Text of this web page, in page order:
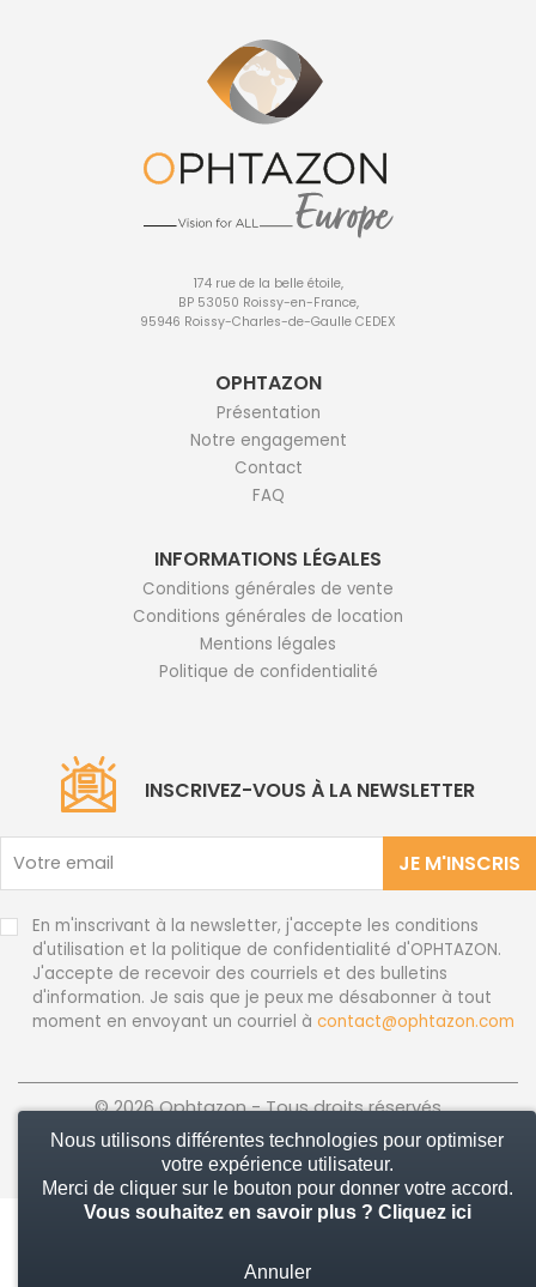
174 rue de la belle étoile,
BP 53050 Roissy-en-France,
95946 Roissy-Charles-de-Gaulle CEDEX
OPHTAZON
Présentation
Notre engagement
Contact
FAQ
INFORMATIONS LÉGALES
Conditions générales de vente
Conditions générales de location
Mentions légales
Politique de confidentialité
INSCRIVEZ-VOUS À LA NEWSLETTER
JE M'INSCRIS
En m'inscrivant à la newsletter, j'accepte les conditions
d'utilisation et la politique de confidentialité d'OPHTAZON.
J'accepte de recevoir des courriels et des bulletins
d'information. Je sais que je peux me désabonner à tout
moment en envoyant un courriel à contact@ophtazon.com
© 2026 Ophtazon - Tous droits réservés
Nous utilisons différentes technologies pour optimiser
votre expérience utilisateur.
Merci de cliquer sur le bouton pour donner votre accord.
Vous souhaitez en savoir plus ? Cliquez ici
Annuler